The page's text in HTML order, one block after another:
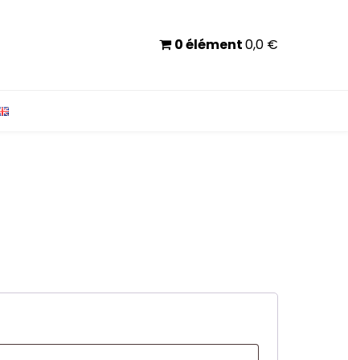
0 élément0,0 €